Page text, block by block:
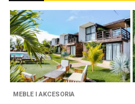
MEBLE I AKCESORIA